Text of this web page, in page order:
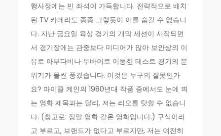
행사장에는 빈 좌석이 가득합니다. 전략적으로 배치
된 TV 카메라도 종종 그렇듯이 이를 숨길 수 없습니
다. 지난 금요일 육상 경기의 개막 세션이 시작되면
서 경기장에는 관중보다 미디어가 많아 보안상의 이
유로 아부다비나 두바이로 이동한 테스트 경기의 분
위기가 물씬 풍겼습니다. 이것은 누구의 잘못인가
요? 마이클 케인의 1980년대 작품 중에서도 눈에 띄
는 영화 제목과는 달리, 저는 리오를 탓할 수 없습니
다. (참고로: 정말 영화 같은 영화입니다.) 구식이라
고 부르고, 브랜드가 없다고 부르지만, 저는 여전히